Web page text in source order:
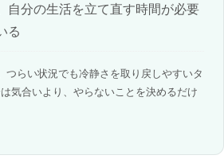
自分の生活を立て直す時間が必要
る
つらい状況でも冷静さを取り戻しやすいタ
気合いより、やらないことを決めるだけ